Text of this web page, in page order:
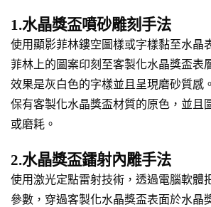
1.水晶獎盃噴砂雕刻手法
使用顯影菲林鏤空圖樣或字樣黏至水晶
菲林上的圖案印刻至客製化水晶獎盃表
效果是灰白色的字樣並且呈現磨砂質感
保有客製化水晶獎盃材質的原色，並且
或磨耗。
2.水晶獎盃鐳射內雕手法
使用激光定點雷射技術，透過電腦軟體
參數，穿過客製化水晶獎盃表面於水晶